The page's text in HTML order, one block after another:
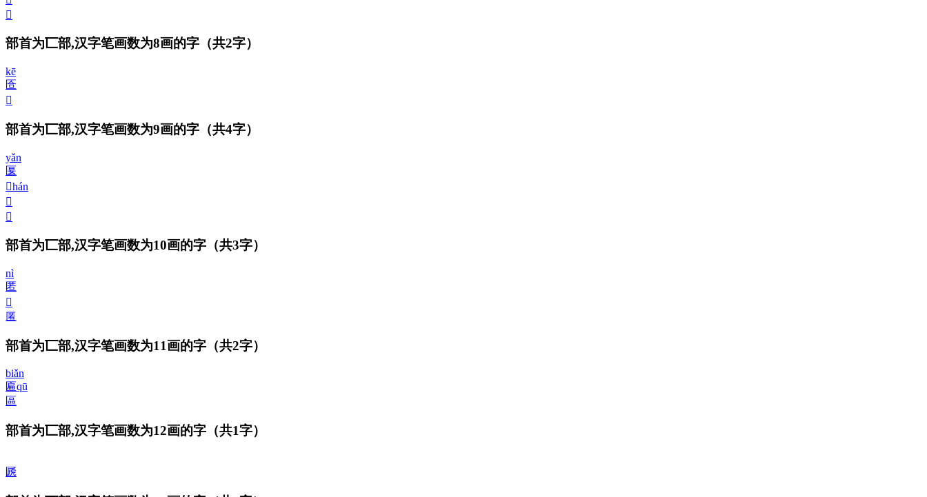
𠥲
部首为匸部,汉字笔画数为8画的字 （共2字）
kē
匼
𠥳
部首为匸部,汉字笔画数为9画的字 （共4字）
yǎn
匽
𠥃hán
𠥴
𠥵
部首为匸部,汉字笔画数为10画的字 （共3字）
nì
匿
𠥶
匿
部首为匸部,汉字笔画数为11画的字 （共2字）
biǎn
匾qū
區
部首为匸部,汉字笔画数为12画的字 （共1字）
㔸